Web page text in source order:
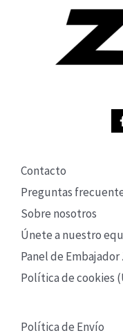
Contacto
Preguntas
Sobre nosotros
Únete a nuestro
Panel de Embajador
Política de cookies
Política de Envío